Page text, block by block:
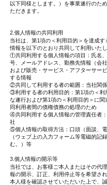
以下同様とします。）を事業遂行のた
ただきます。
2.個人情報の共同利用
当社は、第1項の＜利用目的＞を達成す
情報を以下のとおり共同して利用いたし
①共同利用する個人情報の項目：氏名
号、メールアドレス、勤務先情報（会社
および販売・サービス・アフターサー
する情報
②共同して利用する者の範囲：当社関
③利用する者の利用目的：第1項の＜利
な遂行および第1項の＜利用目的＞に関
同利用者間の債権債務の処理のため
④共同利用する個人情報の管理責任者
社
⑤個人情報の取得方法：口頭（面談、
（ウェブ上の入力フォーム等電磁的記
む。）等
3.個人情報の開示等
当社では、お客様ご本人またはその代
報の開示、訂正、利用停止等を希望さ
本人様を確認させていただいた上で、